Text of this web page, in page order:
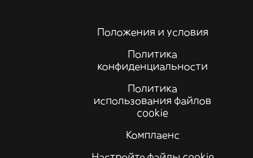
Положения и условия
Политика
конфиденциальности
Политика
использования файлов
cookie
Комплаенс